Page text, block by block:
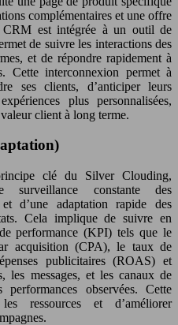
complémentaires et une offre
est intégrée à un outil de
de suivre les interactions des
et de répondre rapidement à
Cette interconnexion permet à
ses clients, d’anticiper leurs
plus personnalisées,
client à long terme.
clé du Silver Clouding,
surveillance constante des
d’une adaptation rapide des
Cela implique de suivre en
performance (KPI) tels que le
acquisition (CPA), le taux de
publicitaires (ROAS) et
les messages, et les canaux de
observées. Cette
ressources et d’améliorer